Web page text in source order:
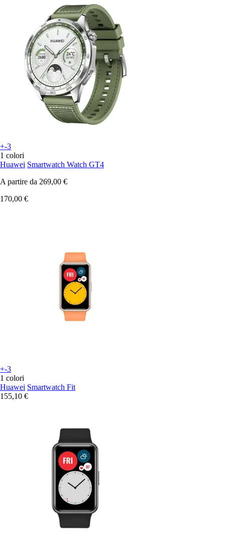
+-3
1 colori
Huawei Smartwatch Watch GT4
A partire da 269,00 €
170,00 €
+-3
1 colori
Huawei Smartwatch Fit
155,10 €